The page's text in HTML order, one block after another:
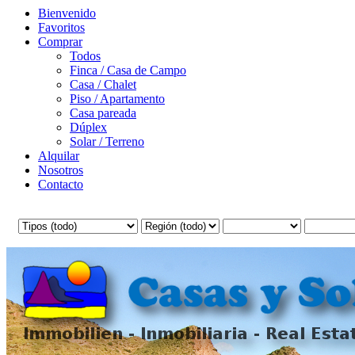
Bienvenido
Favoritos
Comprar
Todos
Finca / Casa de Campo
Casa / Chalet
Piso / Apartamento
Casa pareada
Dúplex
Solar / Terreno
Alquilar
Nosotros
Contacto